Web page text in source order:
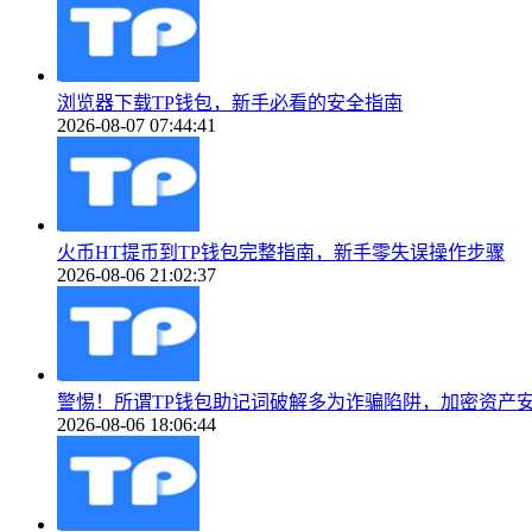
浏览器下载TP钱包，新手必看的安全指南
2026-08-07 07:44:41
火币HT提币到TP钱包完整指南，新手零失误操作步骤
2026-08-06 21:02:37
警惕！所谓TP钱包助记词破解多为诈骗陷阱，加密资产
2026-08-06 18:06:44